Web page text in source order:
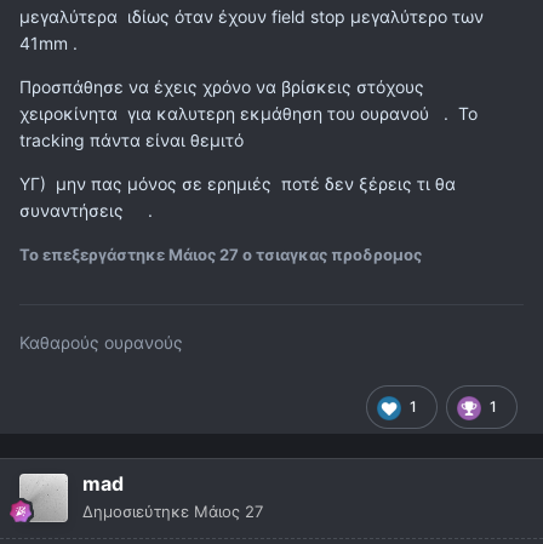
μεγαλύτερα ιδίως όταν έχουν field stop μεγαλύτερο των
41mm .
Προσπάθησε να έχεις χρόνο να βρίσκεις στόχους
χειροκίνητα για καλυτερη εκμάθηση του ουρανού . Το
tracking πάντα είναι θεμιτό
ΥΓ) μην πας μόνος σε ερημιές ποτέ δεν ξέρεις τι θα
συναντήσεις .
Το επεξεργάστηκε Μάιος 27 ο τσιαγκας προδρομος
1 1
Καθαρούς ουρανούς
mad
Δημοσιεύτηκε Μάιος 27